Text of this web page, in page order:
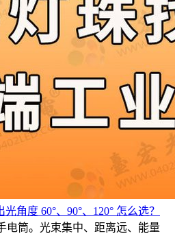
角度 60°、90°、120° 怎么选？
电筒。光束集中、距离远、能量